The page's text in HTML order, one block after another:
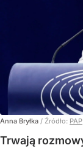
Anna Bryłka / Źródło: PAP
Trwają